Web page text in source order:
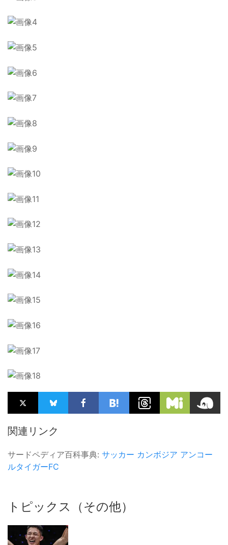
関連リンク
サードペディア百科事典: サッカー カンボジア アンコー
ルタイガーFC
トピックス（その他）